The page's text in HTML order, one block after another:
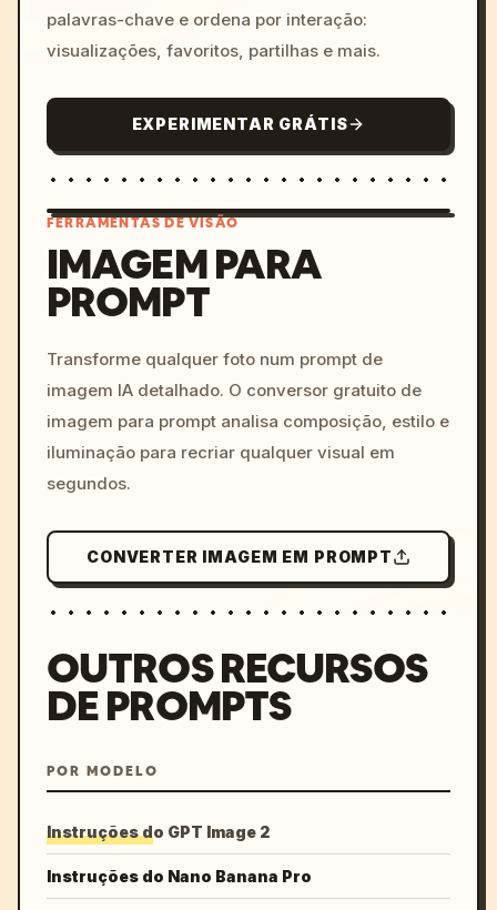
palavras-chave e ordena por interação:
visualizações, favoritos, partilhas e mais.
EXPERIMENTAR GRÁTIS
colors, 8k --v 6.0
FERRAMENTAS DE VISÃO
IMAGEM PARA
PROMPT
Transforme qualquer foto num prompt de
imagem IA detalhado. O conversor gratuito de
imagem para prompt analisa composição, estilo e
iluminação para recriar qualquer visual em
segundos.
CONVERTER IMAGEM EM PROMPT
OUTROS RECURSOS
DE PROMPTS
POR MODELO
Instruções do GPT Image 2
Instruções do Nano Banana Pro